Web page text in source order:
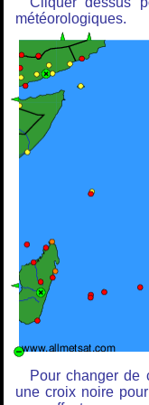
météorologiques.
Pour changer de
une croix noire